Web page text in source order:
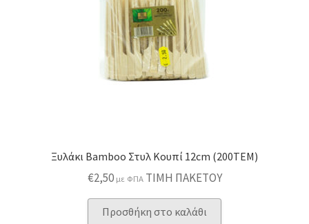
Ξυλάκι Bamboo Στυλ Κουπί 12cm (200ΤΕΜ)
€2,50 με ΦΠΑ ΤΙΜΗ ΠΑΚΕΤΟΥ
Προσθήκη στο καλάθι